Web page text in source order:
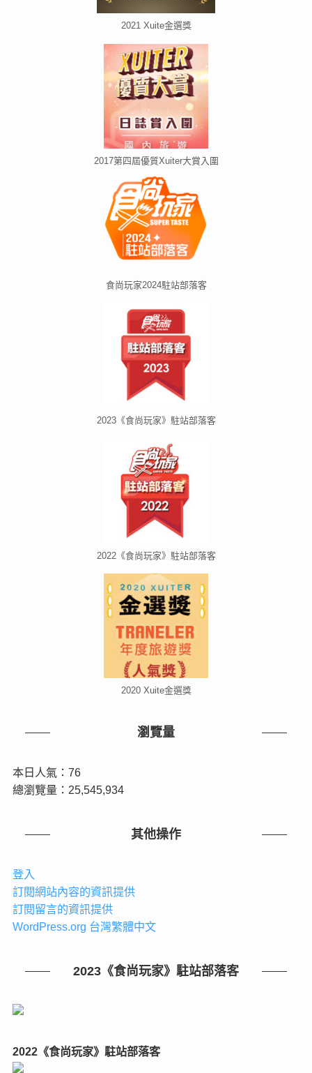
2021 Xuite金選獎
2017第四屆優質Xuiter大賞入圍
食尚玩家2024駐站部落客
2023《食尚玩家》駐站部落客
2022《食尚玩家》駐站部落客
2020 Xuite金選獎
瀏覽量
本日人氣：76
總瀏覽量：25,545,934
其他操作
登入
訂閱網站內容的資訊提供
訂閱留言的資訊提供
WordPress.org 台灣繁體中文
2023《食尚玩家》駐站部落客
2022《食尚玩家》駐站部落客